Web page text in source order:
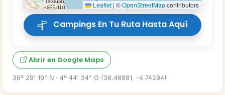
Leaflet | ©OpenStreetMapcontributors
Campings En Tu Ruta Hasta Aquí
Abrir en Google Maps
36º 29' 19" N · 4º 44' 34" O (36.48881, -4.74294)